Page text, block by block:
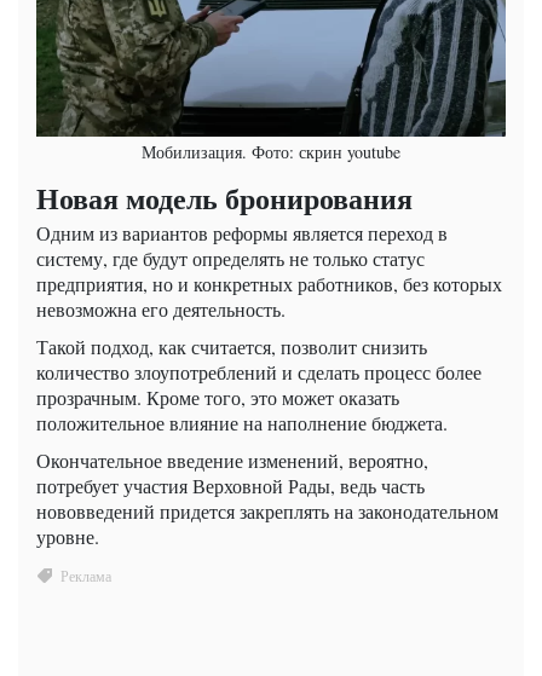
Мобилизация. Фото: скрин youtube
Новая модель бронирования
Одним из вариантов реформы является переход в
систему, где будут определять не только статус
предприятия, но и конкретных работников, без которых
невозможна его деятельность.
Такой подход, как считается, позволит снизить
количество злоупотреблений и сделать процесс более
прозрачным. Кроме того, это может оказать
положительное влияние на наполнение бюджета.
Окончательное введение изменений, вероятно,
потребует участия Верховной Рады, ведь часть
нововведений придется закреплять на законодательном
уровне.